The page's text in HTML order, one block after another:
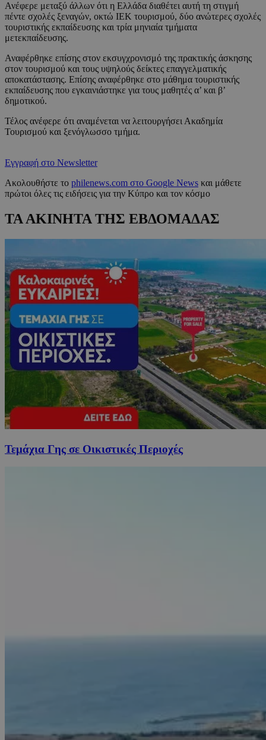
Ανέφερε μεταξύ άλλων ότι η Ελλάδα διαθέτει αυτή τη στιγμή
πέντε σχολές ξεναγών, οκτώ ΙΕΚ τουρισμού, δύο ανώτερες σχολές
τουριστικής εκπαίδευσης και τρία μηνιαία τμήματα
μετεκπαίδευσης.
Αναφέρθηκε επίσης στον εκσυγχρονισμό της πρακτικής άσκησης
στον τουρισμού και τους υψηλούς δείκτες επαγγελματικής
αποκατάστασης. Επίσης αναφέρθηκε στο μάθημα τουριστικής
εκπαίδευσης που εγκαινιάστηκε για τους μαθητές α’ και β’
δημοτικού.
Τέλος ανέφερε ότι αναμένεται να λειτουργήσει Ακαδημία
Τουρισμού και ξενόγλωσσο τμήμα.
Εγγραφή στο Newsletter
Ακολουθήστε το philenews.com στο Google News και μάθετε
πρώτοι όλες τις ειδήσεις για την Κύπρο και τον κόσμο
ΤΑ ΑΚΙΝΗΤΑ ΤΗΣ ΕΒΔΟΜΑΔΑΣ
Τεμάχια Γης σε Οικιστικές Περιοχές